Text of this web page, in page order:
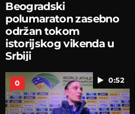
Beogradski
polumaraton zasebno
održan tokom
istorijskog vikenda u
Srbiji
0:52
0